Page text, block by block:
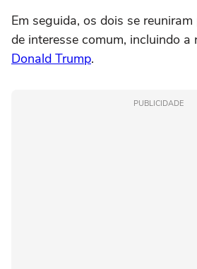
Em seguida, os dois se
de interesse comum, incluindo a
Donald Trump.
PUBLICIDADE